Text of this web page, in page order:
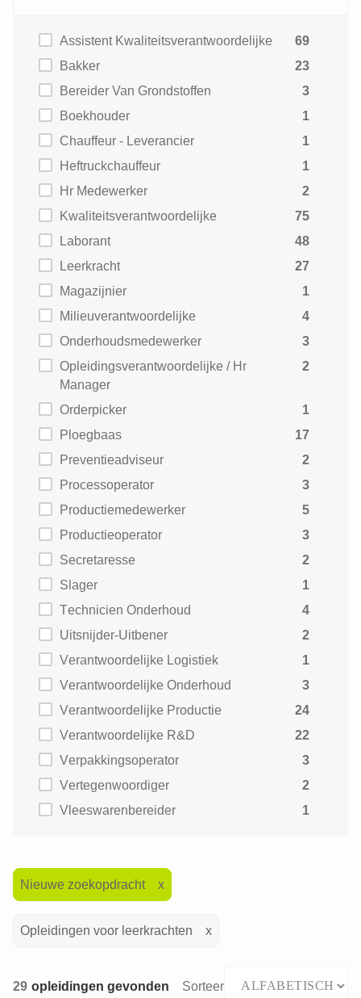
Assistent Kwaliteitsverantwoordelijke
69
Bakker
23
Bereider Van Grondstoffen
3
Boekhouder
1
Chauffeur - Leverancier
1
Heftruckchauffeur
1
Hr Medewerker
2
Kwaliteitsverantwoordelijke
75
Laborant
48
Leerkracht
27
Magazijnier
1
Milieuverantwoordelijke
4
Onderhoudsmedewerker
3
Opleidingsverantwoordelijke / Hr
Manager
2
Orderpicker
1
Ploegbaas
17
Preventieadviseur
2
Processoperator
3
Productiemedewerker
5
Productieoperator
3
Secretaresse
2
Slager
1
Technicien Onderhoud
4
Uitsnijder-Uitbener
2
Verantwoordelijke Logistiek
1
Verantwoordelijke Onderhoud
3
Verantwoordelijke Productie
24
Verantwoordelijke R&D
22
Verpakkingsoperator
3
Vertegenwoordiger
2
Vleeswarenbereider
1
Nieuwe zoekopdracht
Opleidingen voor leerkrachten
29 opleidingen gevonden Sorteer